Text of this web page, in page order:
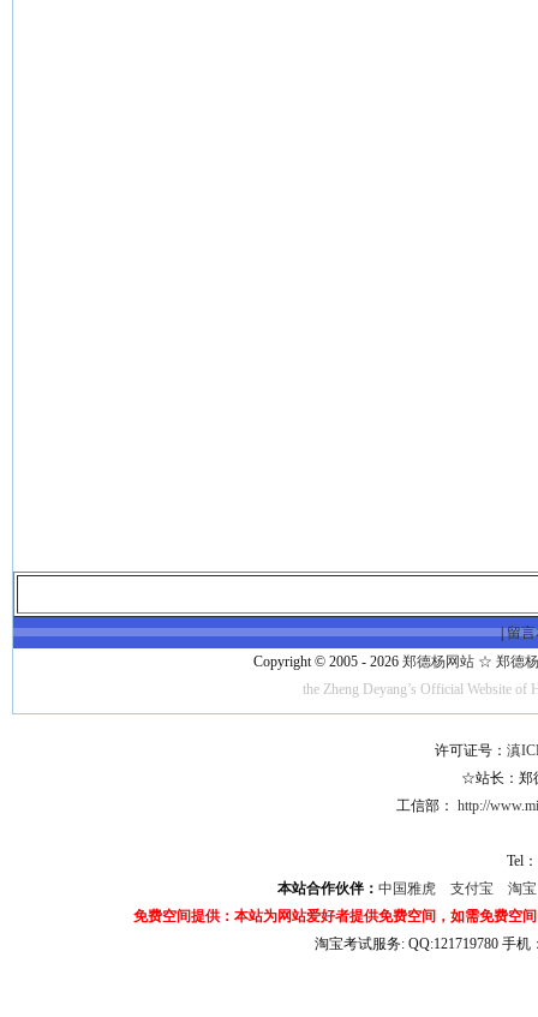
|留
Copyright © 2005 - 2026 郑德杨网站 ☆ 郑德杨
the Zheng Deyang’s Official Website
许可证号： 滇
☆站长：郑
工信部： http://
Tel
本站合作伙伴： 中国雅虎 支付宝
淘
免费空间提供：本站为网站爱好者提供免费空间，如需免费空
淘宝考试服务: QQ:121719780 手